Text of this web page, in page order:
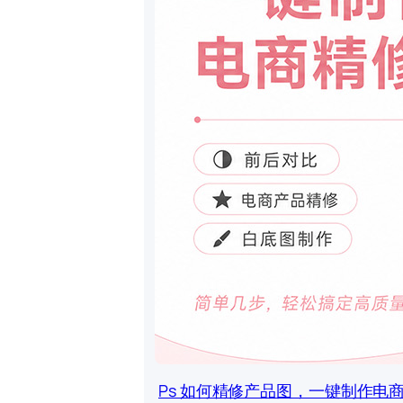
Ps 如何精修产品图，一键制作电